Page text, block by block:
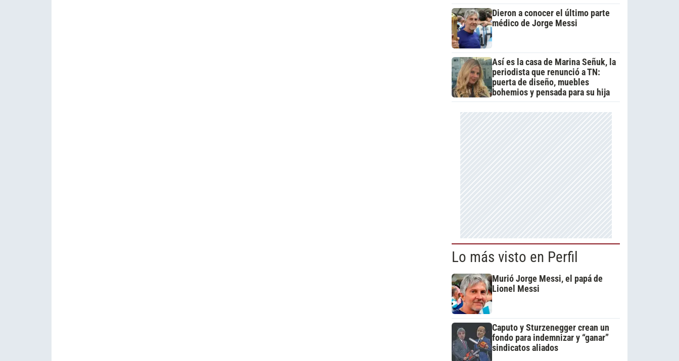
Dieron a conocer el último parte
médico de Jorge Messi
Así es la casa de Marina Señuk, la
periodista que renunció a TN:
puerta de diseño, muebles
bohemios y pensada para su hija
Lo más visto en Perfil
Murió Jorge Messi, el papá de
Lionel Messi
Caputo y Sturzenegger crean un
fondo para indemnizar y “ganar”
sindicatos aliados